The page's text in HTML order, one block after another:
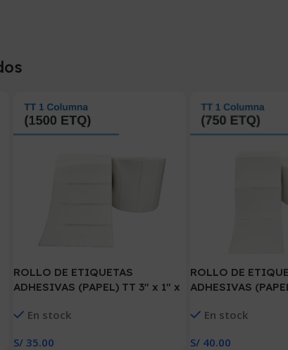
ROLLO DE ETIQUETAS
ADHESIVAS (PAPEL) TT 3″ x 1″ x
MM X 25 MM)
En stock
S/35.00
ROLLO DE
ADHESIVAS
MM X 75 MM)
En stock
S/40.00